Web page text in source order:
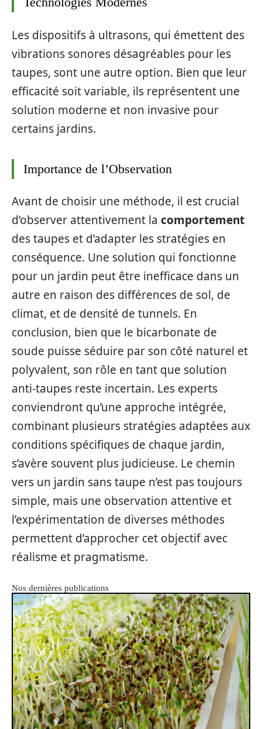
Les dispositifs à ultrasons, qui émettent des
vibrations sonores désagréables pour les
taupes, sont une autre option. Bien que leur
efficacité soit variable, ils représentent une
solution moderne et non invasive pour
certains jardins.
Importance de l’Observation
Avant de choisir une méthode, il est crucial
d’observer attentivement la comportement
des taupes et d’adapter les stratégies en
conséquence. Une solution qui fonctionne
pour un jardin peut être inefficace dans un
autre en raison des différences de sol, de
climat, et de densité de tunnels. En
conclusion, bien que le bicarbonate de
soude puisse séduire par son côté naturel et
polyvalent, son rôle en tant que solution
anti-taupes reste incertain. Les experts
conviendront qu’une approche intégrée,
combinant plusieurs stratégies adaptées aux
conditions spécifiques de chaque jardin,
s’avère souvent plus judicieuse. Le chemin
vers un jardin sans taupe n’est pas toujours
simple, mais une observation attentive et
l’expérimentation de diverses méthodes
permettent d’approcher cet objectif avec
réalisme et pragmatisme.
Nos dernières publications